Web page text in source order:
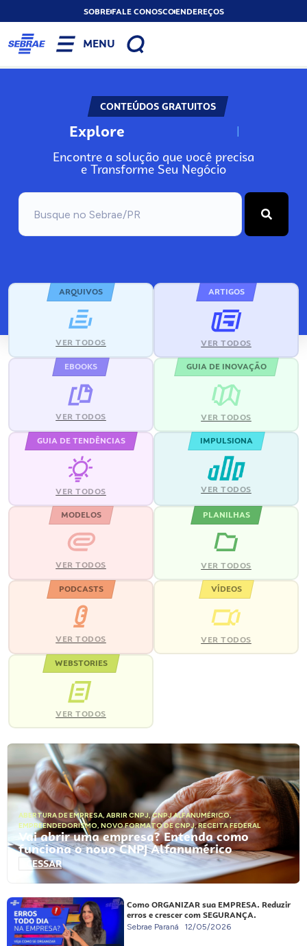
SOBREFALE CONOSCOENDEREÇOS
MENU
CONTEÚDOS GRATUITOS
Explore N
Encontre a solução que você precisa
e Transforme Seu Negócio
ARQUIVOS
VER TODOS
ARTIGOS
VER TODOS
EBOOKS
VER TODOS
GUIA DE INOVAÇÃO
VER TODOS
GUIA DE TENDÊNCIAS
VER TODOS
IMPULSIONA
VER TODOS
MODELOS
VER TODOS
PLANILHAS
VER TODOS
PODCASTS
VER TODOS
VÍDEOS
VER TODOS
WEBSTORIES
VER TODOS
ABERTURA DE EMPRESA, ABRIR CNPJ,CNPJ ALFANUMÉRICO,
EMPREENDEDORISMO, NOVO FORMATO DE CNPJ,RECEITA FEDERAL
Vai abrir uma empresa? Entenda como
funciona o novo CNPJ Alfanumérico
ACESSAR
Como ORGANIZAR sua EMPRESA. Reduzir
erros e crescer com SEGURANÇA.
Sebrae Paraná 12/05/2026